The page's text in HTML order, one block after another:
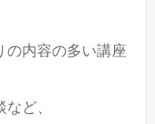
の内容の多い講座
ど、